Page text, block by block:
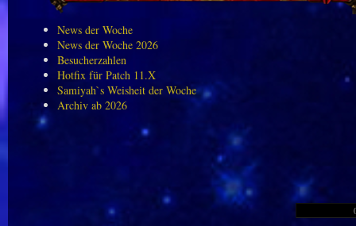
News der Woche
News der Woche 2026
Besucherzahlen
Hotfix für Patch 11.X
Samiyah`s Weisheit der Woche
Archiv ab 2026